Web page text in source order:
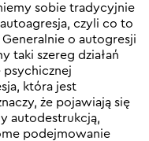
sobie tradycyjnie
czyli co to
o autogresji
taki szereg działań
która jest
że pojawiają się
autodestrukcją,
podejmowanie